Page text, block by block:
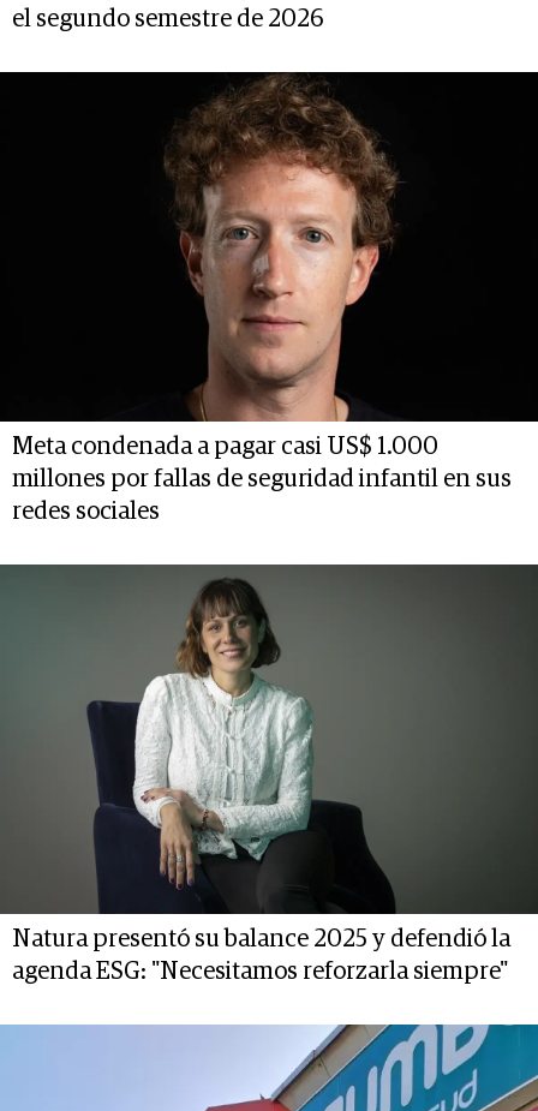
el segundo semestre de 2026
Meta condenada a pagar casi US$ 1.000
millones por fallas de seguridad infantil en sus
redes sociales
Natura presentó su balance 2025 y defendió la
agenda ESG: "Necesitamos reforzarla siempre"